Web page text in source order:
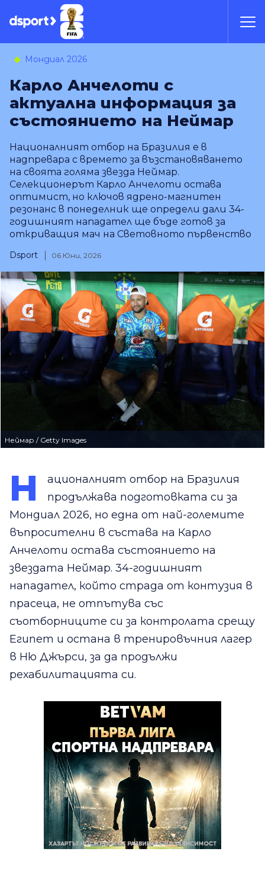
Мондиал 2026
Карло Анчелоти с
актуална информация за
състоянието на Неймар
Националният отбор на Бразилия е в
надпревара с времето за възстановяването
на своята голяма звезда Неймар.
Селекционерът Карло Анчелоти остава
оптимист, но ключов ядрено-магнитен
резонанс в понеделник ще определи дали 34-
годишният нападател ще бъде готов за
откриващия мач на Световното първенство
Dsport 06 Юни, 2026
Неймар / Getty Images
Н
ационалният отбор на Бразилия
продължава подготовката си за
Мондиал 2026, но една от най-големите
въпросителни в състава на Карло
Анчелоти остава състоянието на
звездата Неймар. 34-годишният
нападател, който страда от контузия в
прасеца, не отпътува със
съотборниците си за контролата срещу
Египет и остана в тренировъчния лагер
в Ню Джърси, за да продължи
рехабилитацията си.